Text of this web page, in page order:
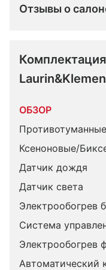
Отзывы о
Комплектация
ОБЗОР
Ксеноновые/
Датчик дождя
Датчик света
Электрообогрев
Система
Электрообогрев
Автоматический